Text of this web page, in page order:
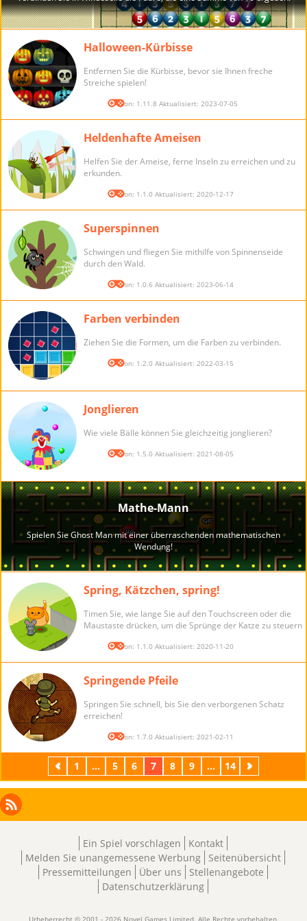
Halloween-Kürbisse
Entfernen Sie die Kürbisse, bevor sie Ihnen freche
Streiche spielen!
Version: 1.11.8 Aktualisiert: 2023-07-05
Heldenhafte Ameisen
Helfen Sie der Ameise, ferne Inseln zu erreichen und zu
erkunden.
Version: 1.1.0 Aktualisiert: 2020-12-17
Superspinnen
Schwingen und fliegen Sie mithilfe von Spinnenseide
durch den Wald.
Version: 1.0.6 Aktualisiert: 2023-06-14
Farben verbinden
Ziehen Sie die Formen, um die Farben zu verbinden.
Version: 1.2.0 Aktualisiert: 2022-03-15
Jonglieren
Wie viele Bälle können Sie gleichzeitig jonglieren?
Version: 1.5.0 Aktualisiert: 2021-08-05
Spring, Kätzchen, spring!
Timen Sie, wie lange Sie auf den Touchscreen oder die
Maustaste drücken, um die Sprünge der Katze zu steuern
Version: 1.1.0 Aktualisiert: 2020-11-20
Springende Pfeile
Springen Sie schnell, bis Sie den verborgenen Schatz
erreichen!
Version: 1.7.0 Aktualisiert: 2021-02-11
Zurück
1 ... 5 6 7 8 9 ... 14 Weiter
Facebook
Instagram
X
LinkedIn
RSS
Ein Spiel vorschlagen
Kontakt
Melden Sie unangemessene Werbung
Seitenübersicht
Pressemitteilungen
Über uns
Stellenangebote
Datenschutzerklärung
Urheberrecht © 2001 - 2026 Novel Games Limited. Alle Rechte vorbehalten.